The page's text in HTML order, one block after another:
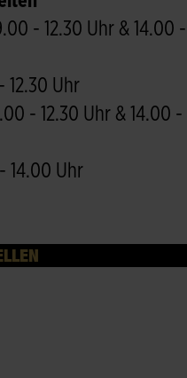
- 12.30 Uhr & 14.00 -
12.30 Uhr
- 12.30 Uhr & 14.00 -
14.00 Uhr